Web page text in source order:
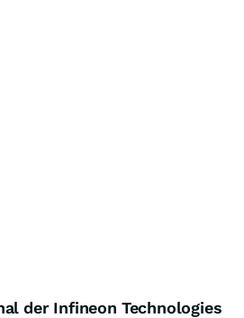
der Infineon Technologies